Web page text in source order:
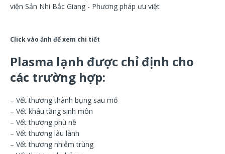
Click vào ảnh để xem chi tiết
Plasma lạnh được chỉ định cho
các trường hợp:
– Vết thương thành bụng sau mổ
– Vết khâu tầng sinh môn
– Vết thương phù nề
– Vết thương lâu lành
– Vết thương nhiễm trùng